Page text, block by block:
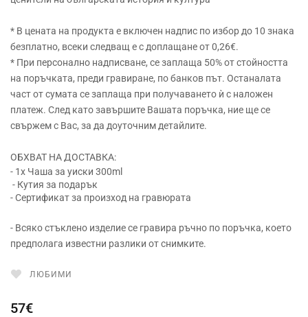
* В цената на продукта е включен надпис по избор до 10 знака
безплатно, всеки следващ е с доплащане от 0,26€.
* При персонално надписване, се заплаща 50% от стойността
на поръчката, преди гравиране, по банков път. Останалата
част от сумата се заплаща при получаването ѝ с наложен
платеж. След като завършите Вашата поръчка, ние ще се
свържем с Вас, за да доуточним детайлите.
ОБХВАТ НА ДОСТАВКА:
- 1x Чаша за уиски 300ml
- Кутия за подарък
- Сертификат за произход на гравюрата
- Всяко стъклено изделие се гравира ръчно по поръчка, което
предполага известни разлики от снимките.
ЛЮБИМИ
57€